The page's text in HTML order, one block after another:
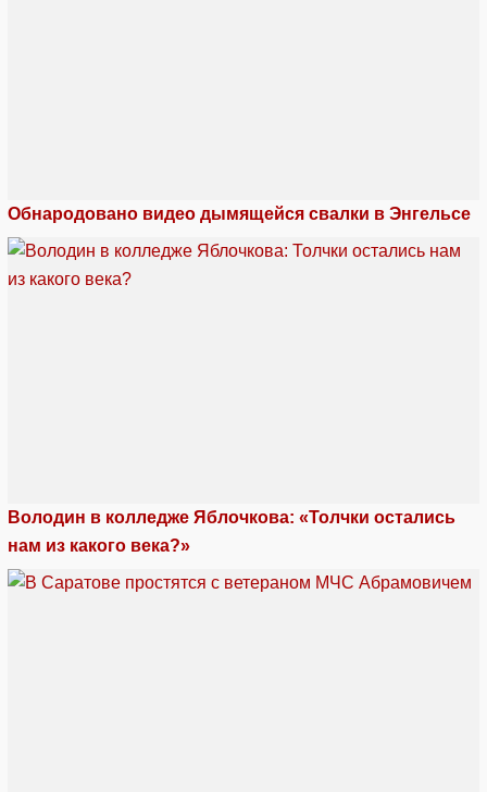
Обнародовано видео дымящейся свалки в Энгельсе
Володин в колледже Яблочкова: «Толчки остались
нам из какого века?»